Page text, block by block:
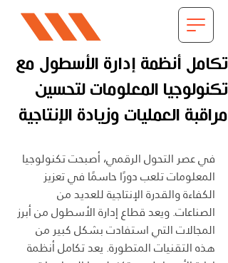
تكامل أنظمة إدارة الأسطول مع
تكنولوجيا المعلومات لتحسين
مراقبة العمليات وزيادة الإنتاجية
في عصر التحول الرقمي، أصبحت تكنولوجيا
المعلومات تلعب دورًا حاسمًا في تعزيز
الكفاءة والقدرة الإنتاجية للعديد من
الصناعات. ويعد قطاع إدارة الأسطول من أبرز
المجالات التي استفادت بشكل كبير من
هذه التقنيات المتطورة. يعد تكامل أنظمة